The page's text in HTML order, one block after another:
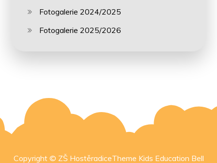
Fotogalerie 2024/2025
Fotogalerie 2025/2026
Copyright © ZŠ HostěradiceTheme Kids Education Bell